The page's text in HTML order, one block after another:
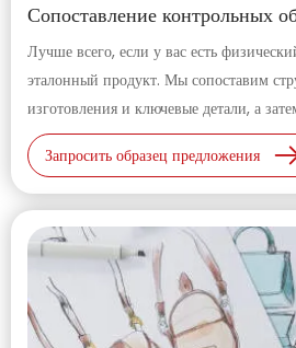
Сопоставление контрольных
Лучше всего, если у вас есть
эталонный продукт. Мы сопоставим
изготовления и ключевые детали, а
соответствии с вашими потребностями
Запросить образец предложения